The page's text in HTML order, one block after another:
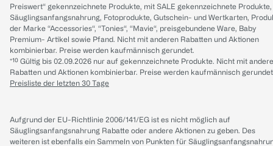
Preiswert“ gekennzeichnete Produkte, mit SALE gekennzeichnete Produkte,
Säuglingsanfangsnahrung, Fotoprodukte, Gutschein- und Wertkarten,
der Marke “Accessories“, “Tonies“, “Mavie“, preisgebundene Ware, Baby
Premium- Artikel sowie Pfand. Nicht mit anderen Rabatten und Aktionen
kombinierbar. Preise werden kaufmännisch gerundet.
*¹⁰ Gültig bis 02.09.2026 nur auf gekennzeichnete Produkte. Nicht mit
Rabatten und Aktionen kombinierbar. Preise werden kaufmännisch
Preisliste der letzten 30 Tage
Aufgrund der EU-Richtlinie 2006/141/EG ist es nicht möglich auf
Säuglingsanfangsnahrung Rabatte oder andere Aktionen zu geben. Des
weiteren ist ebenfalls ein Sammeln von Punkten für